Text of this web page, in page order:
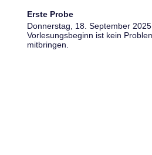
Erste Probe
Donnerstag, 18. September
Vorlesungsbeginn ist kein
mitbringen.